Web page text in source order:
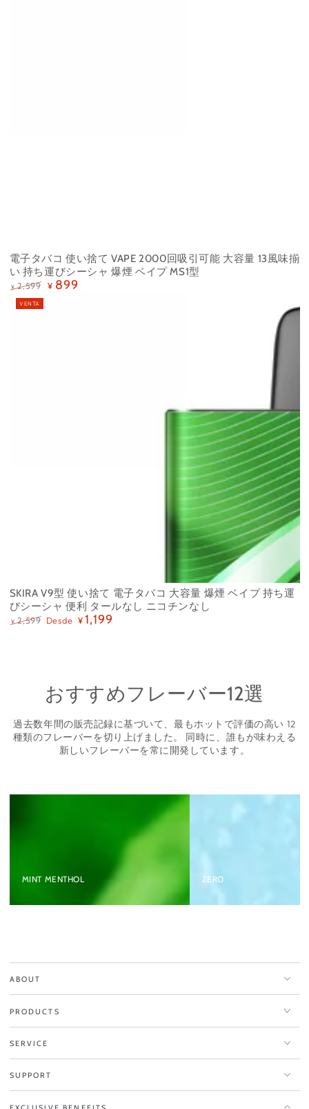
電子タバコ 使い捨て VAPE 2000回吸引可能 大容量 13風味揃
い 持ち運びシーシャ 爆煙 ベイプ MS1型
Precio
regular
¥ 2,599 ¥ 899
SKIRA V9型 使い捨て 電子タバコ 大容量 爆煙 ベイプ 持ち運
びシーシャ 便利 タールなし ニコチンなし
¥ 2,599 Desde ¥ 1,199
VENTA
おすすめフレーバー12選
過去数年間の販売記録に基づいて、最もホットで評価の高い 12
種類のフレーバーを切り上げました。 同時に、誰もが味わえる
新しいフレーバーを常に開発しています。
MINT MENTHOL ZERO
ABOUT
PRODUCTS
SERVICE
SUPPORT